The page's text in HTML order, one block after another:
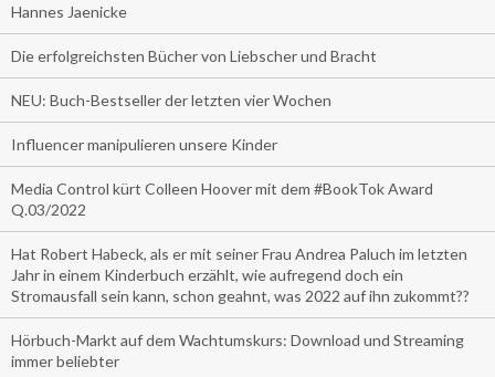
Hannes Jaenicke
Die erfolgreichsten Bücher von Liebscher und Bracht
NEU: Buch-Bestseller der letzten vier Wochen
Influencer manipulieren unsere Kinder
Media Control kürt Colleen Hoover mit dem #BookTok Award
Q.03/2022
Hat Robert Habeck, als er mit seiner Frau Andrea Paluch im letzten
Jahr in einem Kinderbuch erzählt, wie aufregend doch ein
Stromausfall sein kann, schon geahnt, was 2022 auf ihn zukommt??
Hörbuch-Markt auf dem Wachtumskurs: Download und Streaming
immer beliebter